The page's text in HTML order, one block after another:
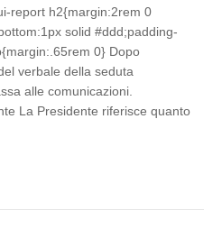
report h2{margin:2rem 0
solid #ddd;padding-
0} Dopo
verbale della seduta
alle comunicazioni.
La Presidente riferisce quanto